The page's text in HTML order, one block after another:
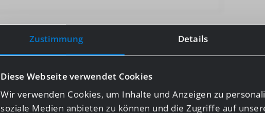
Zustimmung Details
Diese Webseite verwendet Cookies
Wir verwenden Cookies, um Inhalte und Anzeigen zu
soziale Medien anbieten zu können und die Zugriffe auf